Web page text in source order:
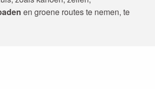
en groene routes te nemen, te